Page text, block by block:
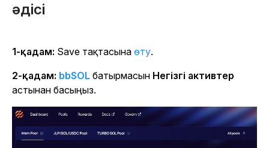
әдісі
1-қадам: Save тақтасына өту.
2-қадам: bbSOL батырмасын Негізгі активтер
астынан басыңыз.